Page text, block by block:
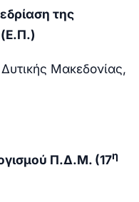
της
Μακεδονίας,
Π.Δ.Μ. (17η